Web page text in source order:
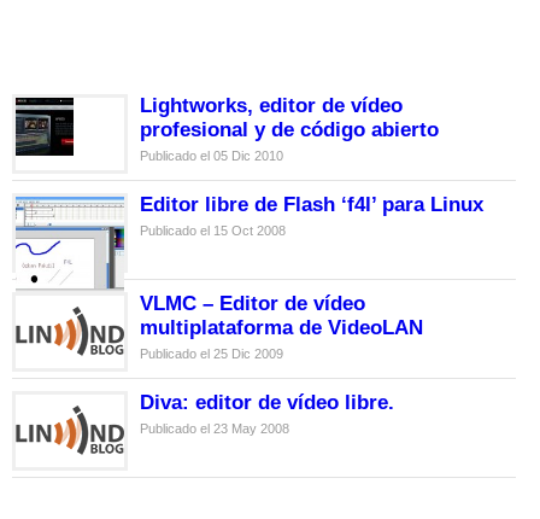
Lightworks, editor de vídeo
profesional y de código abierto
Publicado el 05 Dic 2010
Editor libre de Flash ‘f4l’ para Linux
Publicado el 15 Oct 2008
VLMC – Editor de vídeo
multiplataforma de VideoLAN
Publicado el 25 Dic 2009
Diva: editor de vídeo libre.
Publicado el 23 May 2008